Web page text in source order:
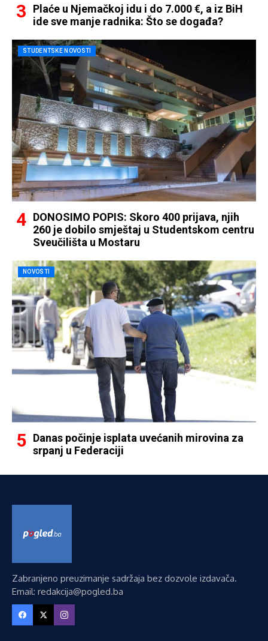
Plaće u Njemačkoj idu i do 7.000 €, a iz BiH
ide sve manje radnika: Što se događa?
STUDENTSKE NOVOSTI
DONOSIMO POPIS: Skoro 400 prijava, njih
260 je dobilo smještaj u Studentskom centru
Sveučilišta u Mostaru
NOVOSTI
Danas počinje isplata uvećanih mirovina za
srpanj u Federaciji
Zabranjeno preuzimanje sadržaja bez dozvole izdavača.
Email: redakcija@pogled.ba